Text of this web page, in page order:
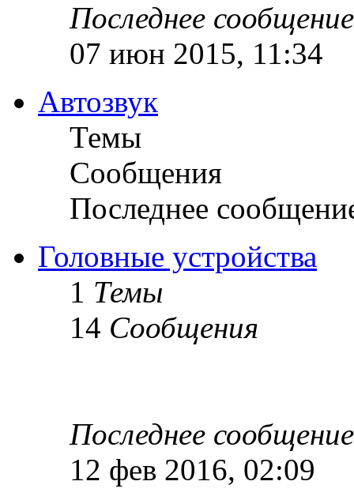
Последнее сообщение
07 июн 2015, 11:34
Автозвук
Темы
Сообщения
Последнее
Головные устройства
1 Темы
14 Сообщения
Последнее сообщение
12 фев 2016, 02:09